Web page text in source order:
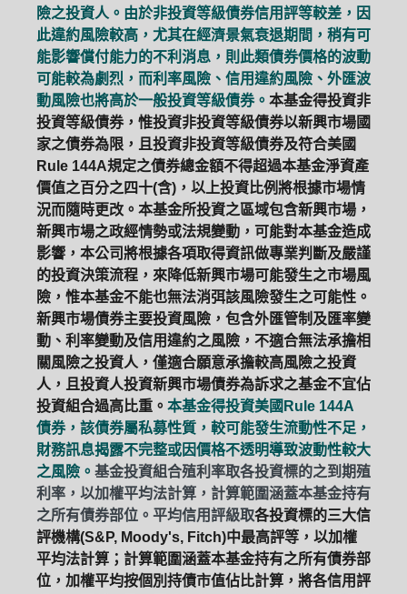
險之投資人。由於非投資等級債券信用評等較差，因
此違約風險較高，尤其在經濟景氣衰退期間，稍有可
能影響償付能力的不利消息，則此類債券價格的波動
可能較為劇烈，而利率風險、信用違約風險、外匯波
動風險也將高於一般投資等級債券。 本基金得投資非
投資等級債券，惟投資非投資等級債券以新興市場國
家之債券為限，且投資非投資等級債券及符合美國
Rule 144A規定之債券總金額不得超過本基金淨資產
價值之百分之四十(含)，以上投資比例將根據市場情
況而隨時更改。本基金所投資之區域包含新興市場，
新興市場之政經情勢或法規變動，可能對本基金造成
影響，本公司將根據各項取得資訊做專業判斷及嚴謹
的投資決策流程，來降低新興市場可能發生之市場風
險，惟本基金不能也無法消弭該風險發生之可能性。
新興市場債券主要投資風險，包含外匯管制及匯率變
動、利率變動及信用違約之風險，不適合無法承擔相
關風險之投資人，僅適合願意承擔較高風險之投資
人，且投資人投資新興市場債券為訴求之基金不宜佔
投資組合過高比重。 本基金得投資美國Rule 144A
債券，該債券屬私募性質，較可能發生流動性不足，
財務訊息揭露不完整或因價格不透明導致波動性較大
之風險。 基金投資組合殖利率取各投資標的之到期殖
利率，以加權平均法計算，計算範圍涵蓋本基金持有
之所有債券部位。平均信用評級取各投資標的三大信
評機構(S&P, Moody's, Fitch)中最高評等，以加權
平均法計算；計算範圍涵蓋本基金持有之所有債券部
位，加權平均按個別持債市值佔比計算，將各信用評